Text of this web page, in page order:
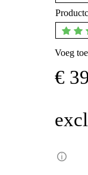
Voeg
€